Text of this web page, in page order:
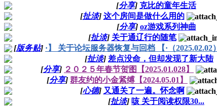
[分享] 克比的童年生活
[扯淡] 这个房间是做什么用的
[分享] oz游戏系列神曲
[扯淡] 关于通辽行的随笔
[版务贴] ·】 关于论坛服务器恢复与回档 【·（2025.02.02）
[扯淡] 差点没命，但却发现了新大陆
[分享] ２０２５年春节贺图【2025.01.028】
[分享] 群友约的小金紧缚【2024.05.01】
[心德] 又通关了一遍。怀念啊
[扯淡] 咳 关于阅读权限30...